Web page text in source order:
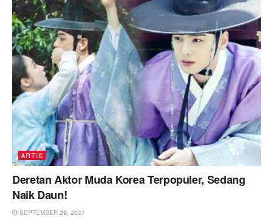
ARTIS
Deretan Aktor Muda Korea Terpopuler, Sedang
Naik Daun!
SEPTEMBER 29, 2021